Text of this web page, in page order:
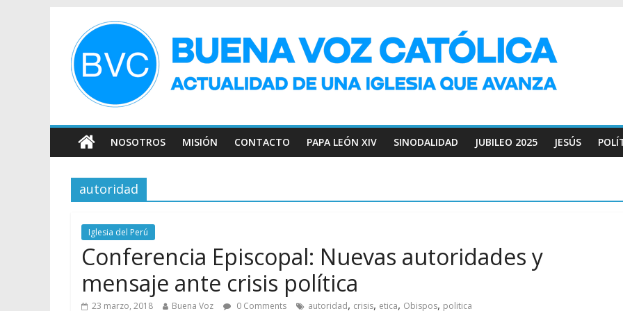
NOSOTROS MISIÓN CONTACTO PAPA LEÓN XIV SINODALIDAD JUBILEO 2025 JESÚS
autoridad
Iglesia del Perú
Conferencia Episcopal: Nuevas autoridades y
mensaje ante crisis política
23 marzo, 2018 Buena Voz 0 Comments autoridad, crisis, etica, Obispos, politica